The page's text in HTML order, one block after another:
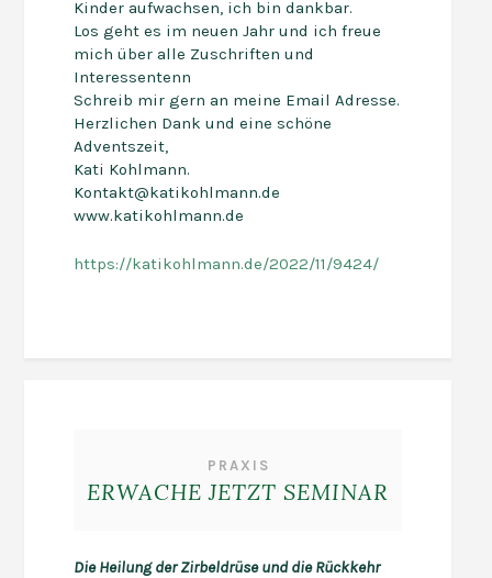
Kinder aufwachsen, ich bin dankbar.
Los geht es im neuen Jahr und ich freue
mich über alle Zuschriften und
Interessentenn
Schreib mir gern an meine Email Adresse.
Herzlichen Dank und eine schöne
Adventszeit,
Kati Kohlmann.
Kontakt@katikohlmann.de
www.katikohlmann.de
https://katikohlmann.de/2022/11/9424/
PRAXIS
ERWACHE JETZT SEMINAR
DieHeilungder Zirbeldrüseund die Rückkehr